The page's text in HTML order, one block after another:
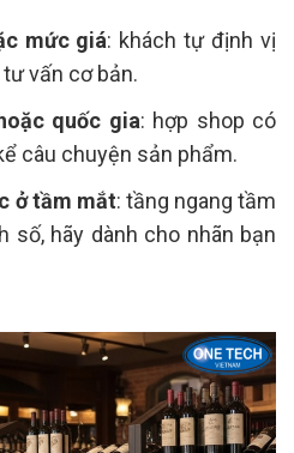
mức giá: khách tự định vị
vấn cơ bản.
quốc gia: hợp shop có
câu chuyện sản phẩm.
ở tầm mắt: tầng ngang tầm
số, hãy dành cho nhãn bạn